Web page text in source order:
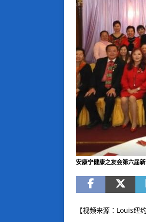
安康宁健康之友会第六届
【视频来源：Louis纽